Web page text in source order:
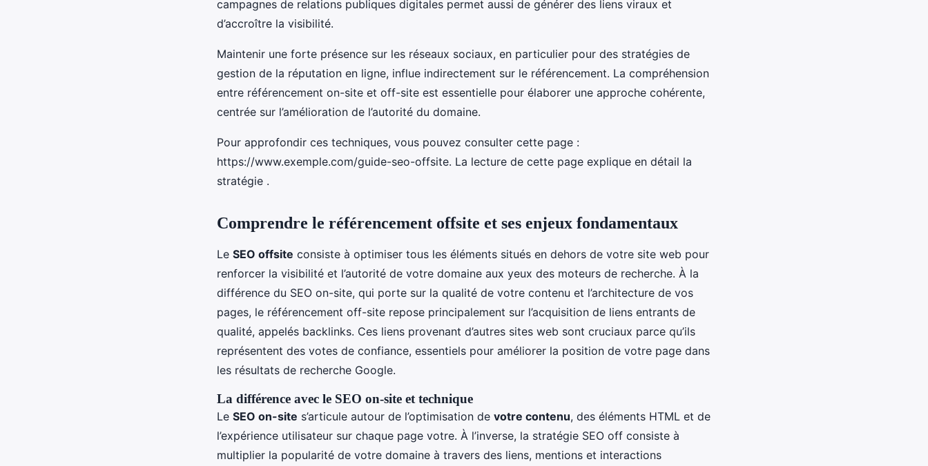
campagnes de relations publiques digitales permet aussi de générer des liens viraux et
d’accroître la visibilité.
Maintenir une forte présence sur les réseaux sociaux, en particulier pour des stratégies de
gestion de la réputation en ligne, influe indirectement sur le référencement. La compréhension
entre référencement on-site et off-site est essentielle pour élaborer une approche cohérente,
centrée sur l’amélioration de l’autorité du domaine.
Pour approfondir ces techniques, vous pouvez consulter cette page :
https://www.exemple.com/guide-seo-offsite. La lecture de cette page explique en détail la
stratégie .
Comprendre le référencement offsite et ses enjeux fondamentaux
Le SEO offsite consiste à optimiser tous les éléments situés en dehors de votre site web pour
renforcer la visibilité et l’autorité de votre domaine aux yeux des moteurs de recherche. À la
différence du SEO on-site, qui porte sur la qualité de votre contenu et l’architecture de vos
pages, le référencement off-site repose principalement sur l’acquisition de liens entrants de
qualité, appelés backlinks. Ces liens provenant d’autres sites web sont cruciaux parce qu’ils
représentent des votes de confiance, essentiels pour améliorer la position de votre page dans
les résultats de recherche Google.
La différence avec le SEO on-site et technique
Le SEO on-site s’articule autour de l’optimisation de votre contenu, des éléments HTML et de
l’expérience utilisateur sur chaque page votre. À l’inverse, la stratégie SEO off consiste à
multiplier la popularité de votre domaine à travers des liens, mentions et interactions